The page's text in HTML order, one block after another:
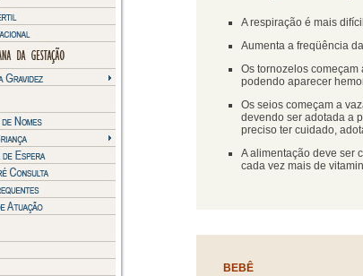
A respiração é mais
Aumenta a freqüência
Os tornozelos
podendo aparecer
Os seios começam a
devendo ser adotada a
preciso ter cuidado,
A alimentação deve ser
cada vez mais de
BEBÊ